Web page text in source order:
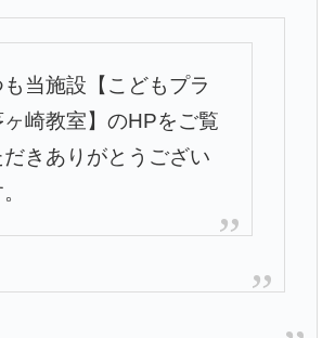
も当施設【こどもプラ
ヶ崎教室】のHPをご覧
だきありがとうござい